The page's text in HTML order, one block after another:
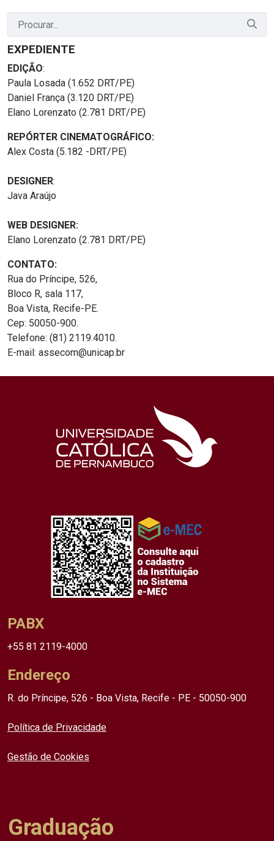
EXPEDIENTE
EDIÇÃO:
Paula Losada (1.652 DRT/PE)
Daniel França (3.120 DRT/PE)
Elano Lorenzato (2.781 DRT/PE)
REPÓRTER CINEMATOGRÁFICO:
Alex Costa (5.182 -DRT/PE)
DESIGNER:
Java Araújo
WEB DESIGNER:
Elano Lorenzato (2.781 DRT/PE)
CONTATO:
Rua do Príncipe, 526,
Bloco R, sala 117,
Boa Vista, Recife-PE.
Cep: 50050-900.
Telefone: (81) 2119.4010.
E-mail: assecom@unicap.br
PABX
+55 81 2119-4000
Endereço
R. do Príncipe, 526 - Boa Vista, Recife - PE - 50050-900
Política de Privacidade
Gestão de Cookies
Graduação